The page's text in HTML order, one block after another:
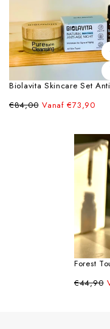
€84,00 Vanaf €73,90
Forest
€44,90